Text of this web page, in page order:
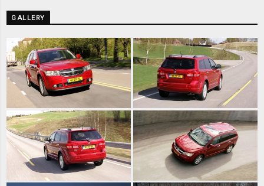
GALLERY